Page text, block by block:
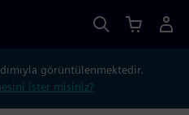
görüntülenmektedir.
ister misiniz?